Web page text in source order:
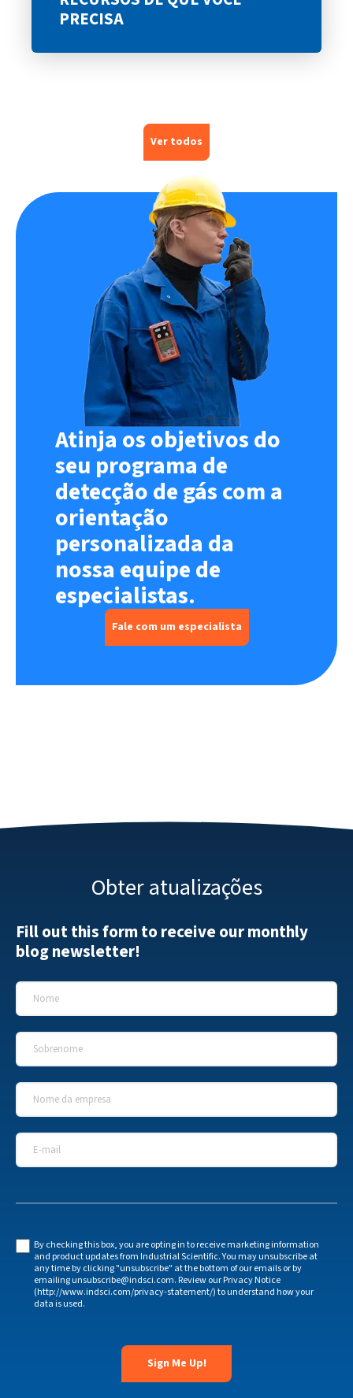
PRECISA
Ver todos
Atinja os objetivos do
seu programa de
detecção de gás com a
orientação
personalizada da
nossa equipe de
especialistas.
Fale com um especialista
Obter atualizações
Fill out this form to receive our monthly
blog newsletter!
Nome
Sobrenome
Nome da empresa
E-mail
By checking this box, you are opting in to receive marketing information
and product updates from Industrial Scientific. You may unsubscribe at
any time by clicking "unsubscribe" at the bottom of our emails or by
emailing unsubscribe@indsci.com. Review our Privacy Notice
(http://www.indsci.com/privacy-statement/) to understand how your
data is used.